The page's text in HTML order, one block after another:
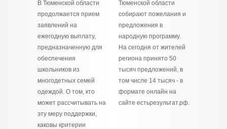
В Тюменской области
продолжается прием
заявлений на
ежегодную выплату,
предназначенную для
обеспечения
школьников из
многодетных семей
одеждой. О том, кто
может рассчитывать на
эту меру поддержки,
каковы критерии
Тюменской области
собирают пожелания и
предложения в
народную программу.
На сегодня от жителей
региона принято 50
тысяч предложений, в
том числе 14 тысяч - в
формате онлайн на
сайте естьрезультат.рф.